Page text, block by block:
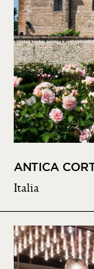
ANTICA
Italia